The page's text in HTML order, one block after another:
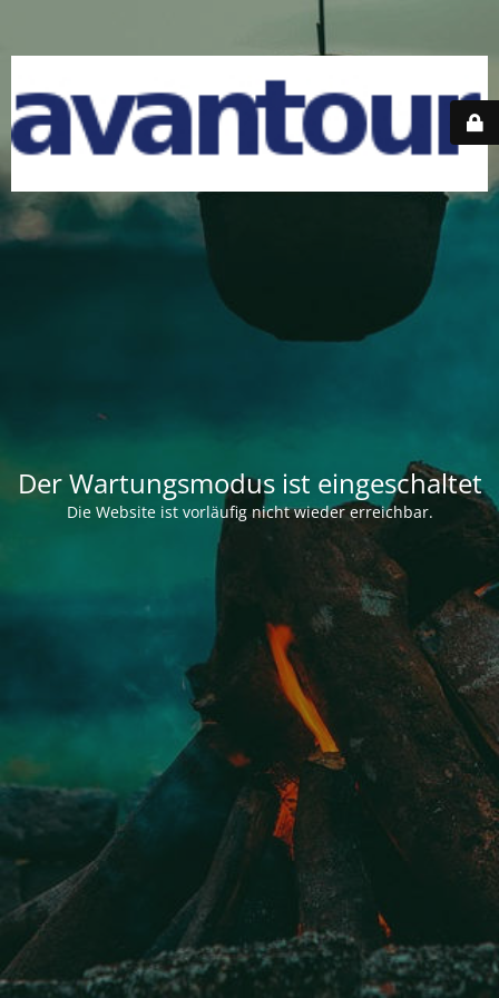
Der Wartungsmodus ist eingeschaltet
Die Website ist vorläufig nicht wieder erreichbar.